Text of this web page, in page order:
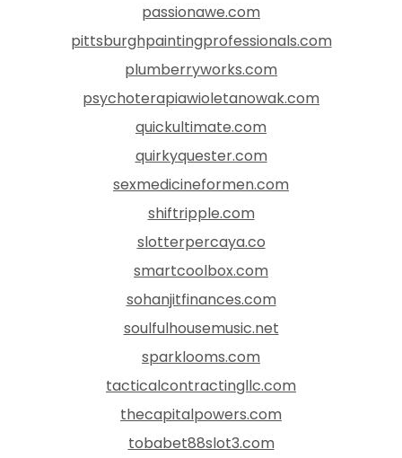
passionawe.com
pittsburghpaintingprofessionals.com
plumberryworks.com
psychoterapiawioletanowak.com
quickultimate.com
quirkyquester.com
sexmedicineformen.com
shiftripple.com
slotterpercaya.co
smartcoolbox.com
sohanjitfinances.com
soulfulhousemusic.net
sparklooms.com
tacticalcontractingllc.com
thecapitalpowers.com
tobabet88slot3.com